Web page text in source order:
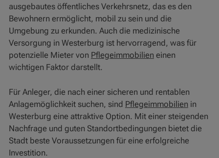
ausgebautes öffentliches Verkehrsnetz, das es den
Bewohnern ermöglicht, mobil zu sein und die
Umgebung zu erkunden. Auch die medizinische
Versorgung in Westerburg ist hervorragend, was für
potenzielle Mieter von Pflegeimmobilien einen
wichtigen Faktor darstellt.
Für Anleger, die nach einer sicheren und rentablen
Anlagemöglichkeit suchen, sind Pflegeimmobilien in
Westerburg eine attraktive Option. Mit einer steigenden
Nachfrage und guten Standortbedingungen bietet die
Stadt beste Voraussetzungen für eine erfolgreiche
Investition.